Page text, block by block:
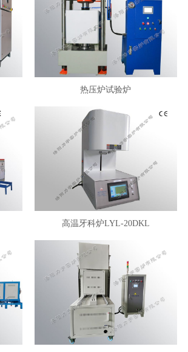
热压炉试验炉
高温牙科炉LYL-20DKL